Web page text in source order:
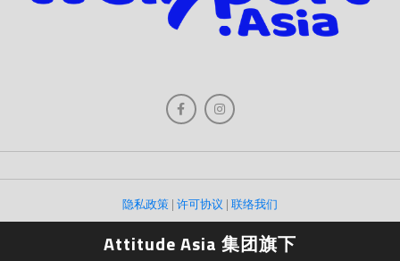
隐私政策 | 许可协议 | 联络我们
Attitude Asia 集团旗下